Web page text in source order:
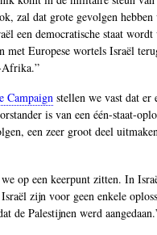
zal dat grote gevolgen hebben
een democratische staat wordt
met Europese wortels Israël
Afrika.”
Campaign stellen we vast dat er
is van een één-staat-
een zeer groot deel
op een keerpunt zitten. In
zijn voor geen enkele
de Palestijnen werd